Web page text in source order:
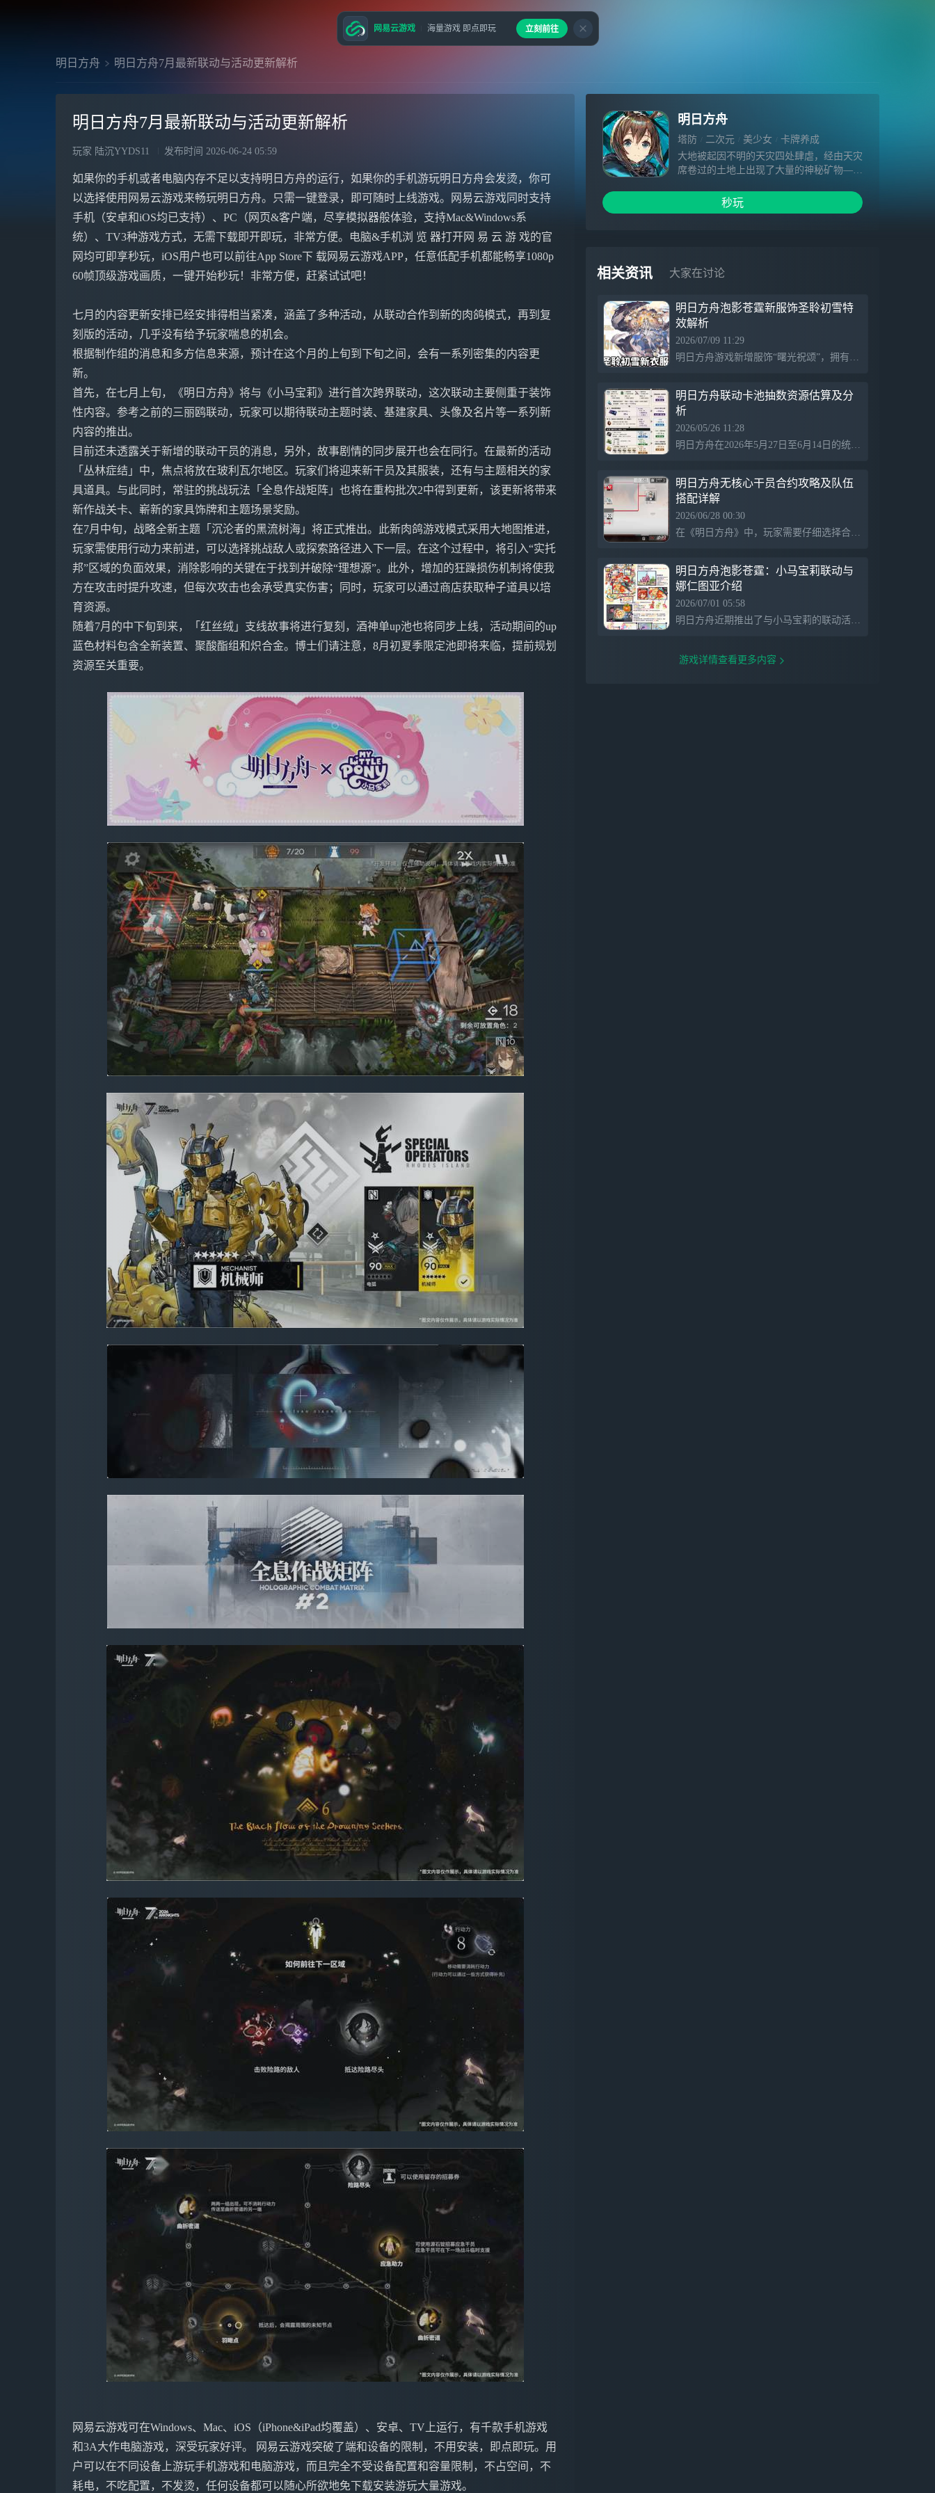
明日方舟 明日方舟7月最新联动与活动更新解析
明日方舟7月最新联动与活动更新解析
玩家 陆沉YYDS11 发布时间 2026-06-24 05:59
如果你的手机或者电脑内存不足以支持明日方舟的运行，如果你的手机游玩明日方舟会发烫，你可
以选择使用网易云游戏来畅玩明日方舟。只需一键登录，即可随时上线游戏。网易云游戏同时支持
手机（安卓和iOS均已支持）、PC（网页&客户端，尽享模拟器般体验，支持Mac&Windows系
统）、TV3种游戏方式，无需下载即开即玩，非常方便。电脑&手机浏 览 器打开网 易 云 游 戏的官
网均可即享秒玩，iOS用户也可以前往App Store下 载网易云游戏APP，任意低配手机都能畅享1080p
60帧顶级游戏画质，一键开始秒玩！非常方便，赶紧试试吧！
七月的内容更新安排已经安排得相当紧凑，涵盖了多种活动，从联动合作到新的肉鸽模式，再到复
刻版的活动，几乎没有给予玩家喘息的机会。
根据制作组的消息和多方信息来源，预计在这个月的上旬到下旬之间，会有一系列密集的内容更
新。
首先，在七月上旬，《明日方舟》将与《小马宝莉》进行首次跨界联动，这次联动主要侧重于装饰
性内容。参考之前的三丽鸥联动，玩家可以期待联动主题时装、基建家具、头像及名片等一系列新
内容的推出。
目前还未透露关于新增的联动干员的消息，另外，故事剧情的同步展开也会在同行。在最新的活动
「丛林症结」中，焦点将放在玻利瓦尔地区。玩家们将迎来新干员及其服装，还有与主题相关的家
具道具。与此同时，常驻的挑战玩法「全息作战矩阵」也将在重构批次2中得到更新，该更新将带来
新作战关卡、嶄新的家具饰牌和主题场景奖励。
在7月中旬，战略全新主题「沉沦者的黑流树海」将正式推出。此新肉鸽游戏模式采用大地图推进，
玩家需使用行动力来前进，可以选择挑战敌人或探索路径进入下一层。在这个过程中，将引入“实托
邦”区域的负面效果，消除影响的关键在于找到并破除“理想源”。此外，增加的狂躁损伤机制将使我
方在攻击时提升攻速，但每次攻击也会承受真实伤害；同时，玩家可以通过商店获取种子道具以培
育资源。
随着7月的中下旬到来，「红丝绒」支线故事将进行复刻，酒神单up池也将同步上线，活动期间的up
蓝色材料包含全新装置、聚酸酯组和炽合金。博士们请注意，8月初夏季限定池即将来临，提前规划
资源至关重要。
网易云游戏可在Windows、Mac、iOS（iPhone&iPad均覆盖）、安卓、TV上运行，有千款手机游戏
和3A大作电脑游戏，深受玩家好评。 网易云游戏突破了端和设备的限制，不用安装，即点即玩。用
户可以在不同设备上游玩手机游戏和电脑游戏，而且完全不受设备配置和容量限制，不占空间，不
耗电，不吃配置，不发烫，任何设备都可以随心所欲地免下载安装游玩大量游戏。
明日方舟
塔防 二次元 美少女
卡牌养成
大地被起因不明的天灾四处肆虐，经由天灾
席卷过的土地上出现了大量的神秘矿物——
依赖于技术的进步，源石蕴含的能量投入工
业后使得文明顺利迈入现代，与此同时，源
地带来新的秩序。
这场战火阴谋是我们对抗天灾遇到的新的阻
秒玩
相关资讯 大家在讨论
明日方舟泡影苍霆新服饰圣聆初雪特
效解析
2026/07/09 11:29
明日方舟游戏新增服饰“曙光祝颂”，拥有独特的落地和技能特效，音律联觉特供款表现出光明与希望的主题，展示了晨星的披风和象征净化的头饰，给玩家带来视觉与心灵的双重享受。
明日方舟联动卡池抽数资源估算及分
析
2026/05/26 11:28
明日方舟在2026年5月27日至6月14日的统计周期内可获得合计约30抽，主要资源来源包括日常任务、周常任务和剿灭作战，此外通过联动签到可以额外获得20抽。活动关卡预计提供30个源石，换算后约可获取5400合成玉，增强了玩家在联动限定卡池中的抽卡机会。
明日方舟无核心干员合约攻略及队伍
搭配详解
2026/06/28 00:30
在《明日方舟》中，玩家需要仔细选择合约，避免提升敌人的攻击能力，同时保持自身的输出。推荐使用的队伍组合包括天有四时、风投、伊内丝、逻各斯和煌，侧重于元素与真伤输出。关键在于合理卡费和部署先锋，以控制战局并确保后期压力减轻。操作中需注意费用管理，及时剔除干扰，确保战斗节奏顺畅。
明日方舟泡影苍霆：小马宝莉联动与
娜仁图亚介绍
2026/07/01 05:58
明日方舟近期推出了与小马宝莉的联动活动，名为“泡影苍霆”，玩家将在游戏中体验到全新角色娜仁图亚的登场。这次联动活动为玩家提供了丰富的内容和趣味体验，吸引了众多粉丝关注。
游戏详情查看更多内容
网易云游戏 海量游戏 即点即玩 立刻前往